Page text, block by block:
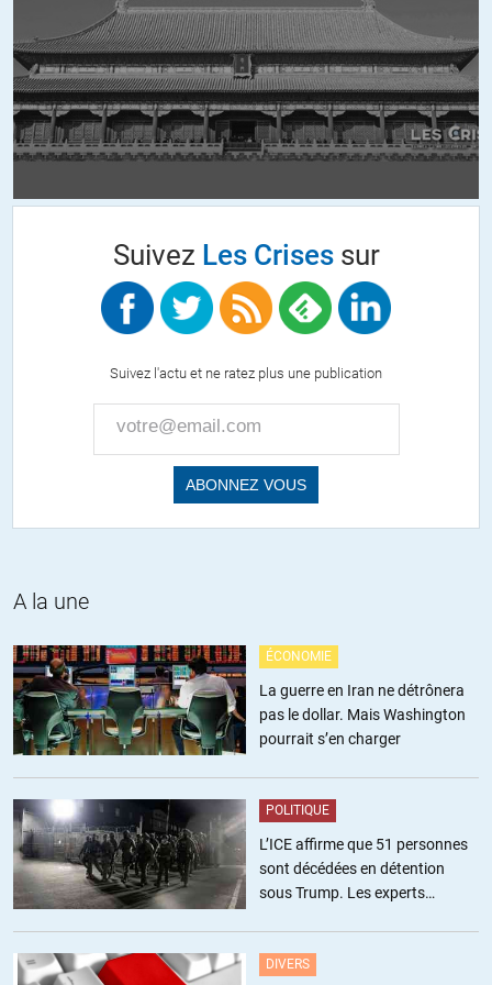
désobéir. Des sanctions administratives ? Et alors. Des
sanctions financières ? La France est bientôt le plus gros
contributeur net de l’UE. Seuls les marchés financiers pourront
nous créer des ennuis, et ils le feront quoi qu’il advienne. Mais
comme il faudra bien les soumettre un jour …
Et puis d’autres suivront.
trop avec feus les critères de Maastricht : »et alors, qu’est-ce
qu’ils vont me faire, m’envoyer l’Armée ? «
emmanueL//16.01.2021 à 08h22
Obermeyer//16.01.2021 à 08h29
Hormis Piketti , Jacques Généreux , Thomas Porcher et quelques
et les insoumis au niveau politique qui sont parfaitement d’accord
avec les conclusions de cette étude . Ils en parlent d’ailleurs depuis
fort longtemps , ont lutté pied à pied contre la suppression de l’ISF ,
proposent 14 tranches d’impôt sur le revenu et de plus taxer les
grands groupes prédateurs .
quasi sûr que les journaleux à la botte trouveront bien un sujet de
Suivez Les Crisessur
Suivez l'actu et ne ratez plus une publication
A la une
ÉCONOMIE
La guerre en Iran ne détrônera
pas le dollar. Mais Washington
pourrait s’en charger
POLITIQUE
L’ICE affirme que 51 personnes
sont décédées en détention
sous Trump. Les experts
DIVERS